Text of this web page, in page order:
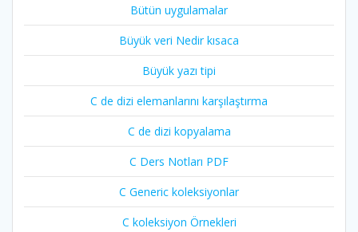
Bütün uygulamalar
Büyük veri Nedir kısaca
Büyük yazı tipi
C de dizi elemanlarını karşılaştırma
C de dizi kopyalama
C Ders Notları PDF
C Generic koleksiyonlar
C koleksiyon Örnekleri